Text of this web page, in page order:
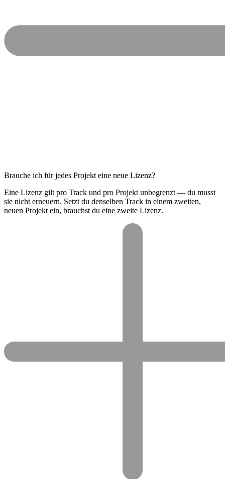
Brauche ich für jedes Projekt eine neue Lizenz?
Eine Lizenz gilt pro Track und pro Projekt unbegrenzt — du musst
sie nicht erneuern. Setzt du denselben Track in einem zweiten,
neuen Projekt ein, brauchst du eine zweite Lizenz.